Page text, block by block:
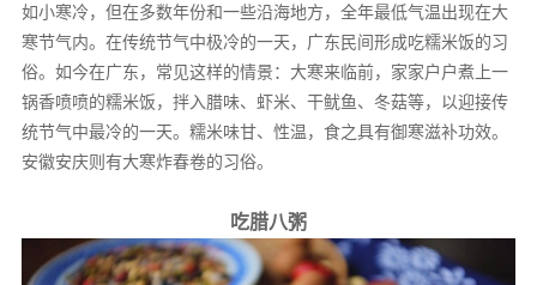
如小寒冷，但在多数年份和一些沿海地方，全年最低气温出现在大
寒节气内。在传统节气中极冷的一天，广东民间形成吃糯米饭的习
俗。如今在广东，常见这样的情景：大寒来临前，家家户户煮上一
锅香喷喷的糯米饭，拌入腊味、虾米、干鱿鱼、冬菇等，以迎接传
统节气中最冷的一天。糯米味甘、性温，食之具有御寒滋补功效。
安徽安庆则有大寒炸春卷的习俗。
吃腊八粥